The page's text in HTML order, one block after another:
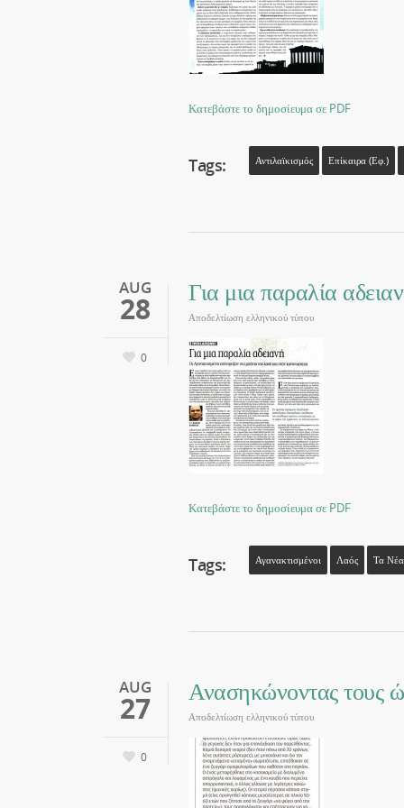
Κατεβάστε το δημοσίευμα σε PDF
Tags: Αντιλαϊκισμός Επίκαιρα (εφ.)
AUG
28
0
Για μια παραλία
Αποδελτίωση ελληνικού τύπου
Κατεβάστε το δημοσίευμα σε PDF
Tags: Αγανακτισμένοι Λαός Τα Νέα
AUG
27
0
Ανασηκώνοντας τους
Αποδελτίωση ελληνικού τύπου